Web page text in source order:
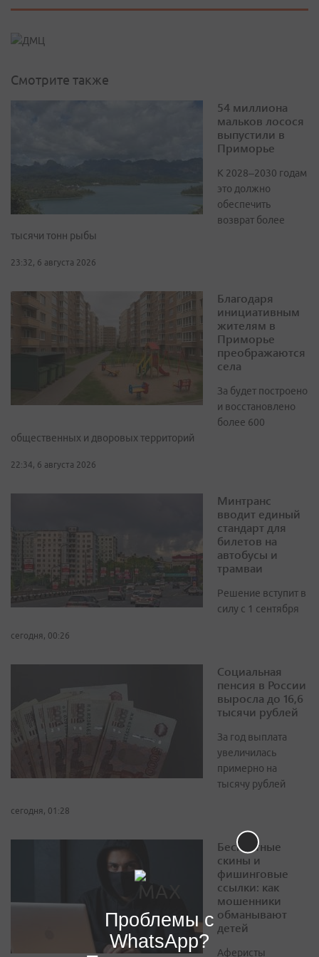
Смотрите также
54 миллиона
мальков лосося
выпустили в
Приморье
К 2028–2030 годам
это должно
обеспечить
возврат более
тысячи тонн рыбы
23:32, 6 августа 2026
Благодаря
инициативным
жителям в
Приморье
преображаются
села
За будет построено
и восстановлено
более 600
общественных и дворовых территорий
22:34, 6 августа 2026
Минтранс
вводит единый
стандарт для
билетов на
автобусы и
трамваи
Решение вступит в
силу с 1 сентября
сегодня, 00:26
Социальная
пенсия в России
выросла до 16,6
тысячи рублей
За год выплата
увеличилась
примерно на
тысячу рублей
сегодня, 01:28
Бесплатные
скины и
фишинговые
ссылки: как
мошенники
обманывают
детей
Аферисты
Проблемы с
WhatsApp?